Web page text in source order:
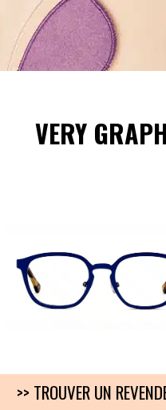
VERY
>> TROUVER UN